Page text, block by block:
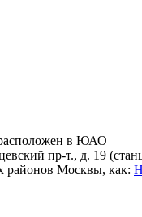
в ЮАО
пр-т., д. 19
районов Москвы, как: